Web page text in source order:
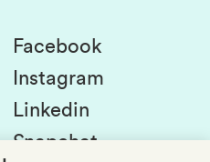
Facebook
Instagram
Linkedin
Snapchat